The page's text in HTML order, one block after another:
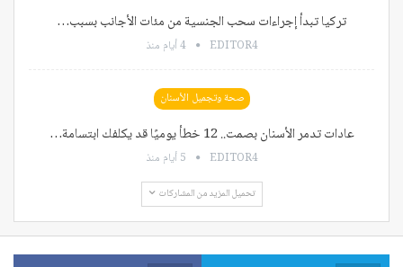
تركيا تبدأ إجراءات سحب الجنسية من مئات الأجانب بسبب…
EDITOR4 4 أيام منذ
صحة وتجميل الأسنان
عادات تدمر الأسنان بصمت.. 12 خطأ يوميًا قد يكلفك ابتسامة…
EDITOR4 5 أيام منذ
تحميل المزيد من المشاركات